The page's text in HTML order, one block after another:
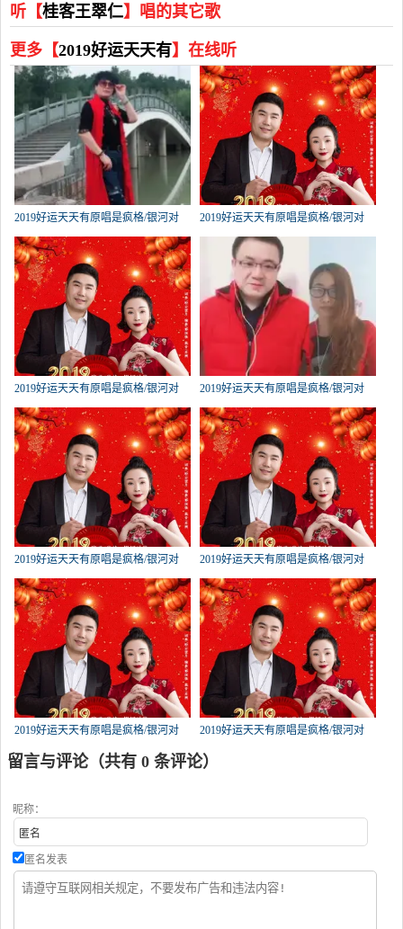
听【桂客王翠仁】唱的其它歌
更多【2019好运天天有】在线听
2019好运天天有原唱是疯格/银河对
岸，由[李秀秀][停币]翻唱(播放:891)
2019好运天天有原唱是疯格/银河对
岸，由鸿雁翻唱(播放:351)
2019好运天天有原唱是疯格/银河对
岸，由笑迎明天翻唱(播放:350)
2019好运天天有原唱是疯格/银河对
岸，由幸福一生（互粉快乐）翻唱
(播放:231)
2019好运天天有原唱是疯格/银河对
岸，由峥嵘岁月翻唱(播放:222)
2019好运天天有原唱是疯格/银河对
岸，由哄林暖男翻唱(播放:210)
2019好运天天有原唱是疯格/银河对
岸，由君子兰香翻唱(播放:209)
2019好运天天有原唱是疯格/银河对
岸，由迷音三姐翻唱(试听次数:159)
留言与评论（共有 0 条评论）
昵称：
匿名发表